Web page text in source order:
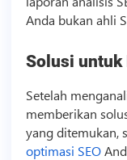
Anda bukan ahli
Solusi untuk
Setelah
memberikan
yang ditemukan,
optimasi SEO